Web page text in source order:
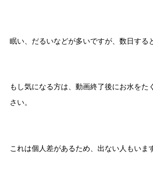
眠い、だるいなどが多いですが、数日する
もし気になる方は、動画終了後にお水をた
さい。
これは個人差があるため、出ない人もいま